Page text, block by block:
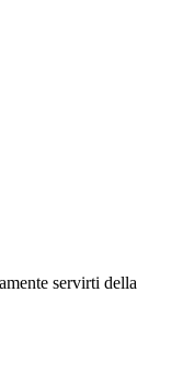
servirti della